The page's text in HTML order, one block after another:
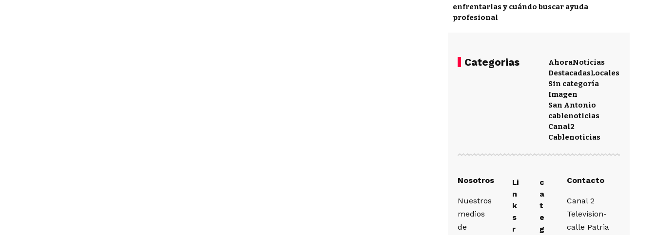
enfrentarlas y cuándo buscar ayuda
profesional
Categorias AhoraNoticias
DestacadasLocales
Sin categoría
Imagen
San Antonio
cablenoticias
Canal2
Cablenoticias
Nosotros
Nuestros
medios
de
Li
n
k
s
r
c
a
t
e
g
Contacto
Canal 2
Television-
calle Patria